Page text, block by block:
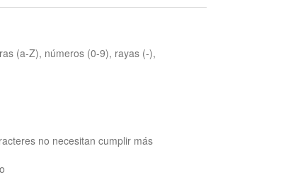
(a-Z), números (0-9), rayas (-),
no necesitan cumplir más